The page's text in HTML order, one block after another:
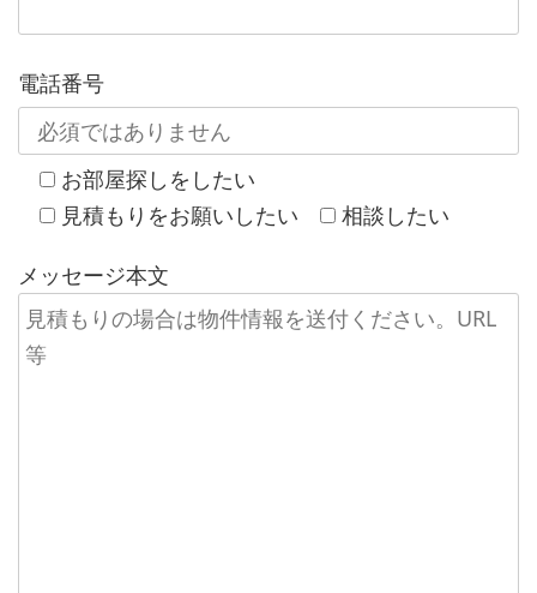
電話番号
お部屋探しをしたい
見積もりをお願いしたい
相談したい
メッセージ本文